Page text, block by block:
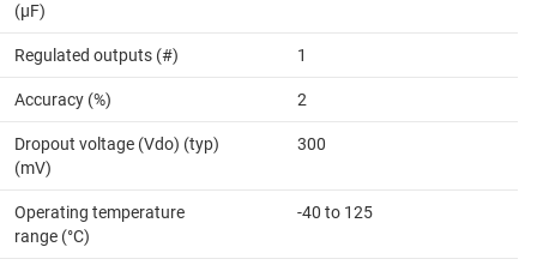
(µF)
Regulated outputs (#) 1
Accuracy (%) 2
Dropout voltage (Vdo) (typ)
(mV)
300
Operating temperature
range (°C)
-40 to 125